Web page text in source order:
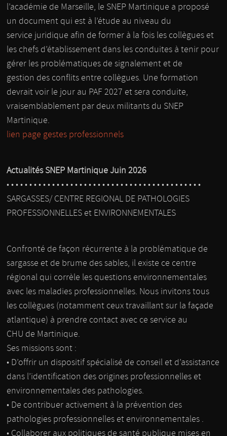
l’académie de Marseille, le SNEP Martinique a proposé
un document qui est à l’étude au niveau du
service juridique afin de former à la fois les collègues et
les chefs d’établissement dans les conduites à tenir pour
gérer les problématiques de signalement et de
gestion des conflits entre collègues. Une formation
devrait voir le jour au PAF 2027 et sera conduite,
vraisemblablement par deux militants du SNEP
Martinique.
lien page gestes professionnels
Actualités SNEP Martinique Juin 2026
• • • • • • • • • • • • • • • • • • • • • • • • • • • • • • • • • • • • • • • • • • •
SARGASSES/ CENTRE REGIONAL DE PATHOLOGIES
PROFESSIONNELLES et ENVIRONNEMENTALES
Confronté de façon récurrente à la problématique de
sargasse et de brume des sables, il existe ce centre
régional qui corrèle les questions environnementales
avec les maladies professionnelles. Nous invitons tous
les collègues (notamment ceux travaillant sur la façade
atlantique) à prendre contact avec ce service au
CHU de Martinique.
Ses missions sont :
• D’offrir un dispositif spécialisé de conseil et d’assistance
dans l’identification des origines professionnelles et
environnementales des pathologies.
• De contribuer activement à la prévention des
pathologies professionnelles et environnementales .
• Collaborer aux politiques de santé publique mises en